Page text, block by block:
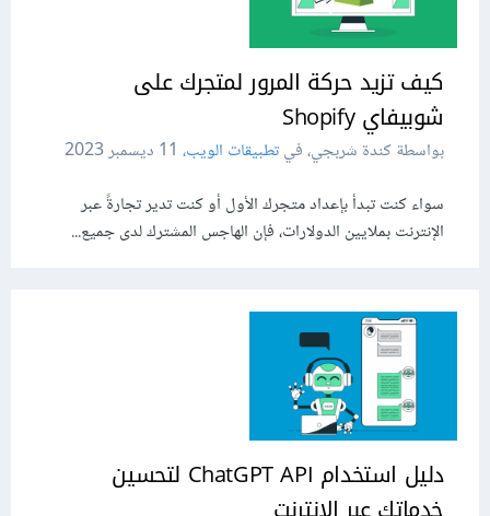
كيف تزيد حركة المرور لمتجرك على
شوبيفاي Shopify
بواسطة كندة شربجي، فيتطبيقات الويب، 11 ديسمبر 2023
سواء كنت تبدأ بإعداد متجرك الأول أو كنت تدير تجارةً عبر
الإنترنت بملايين الدولارات، فإن الهاجس المشترك لدى جميع...
دليل استخدام ChatGPT API لتحسين